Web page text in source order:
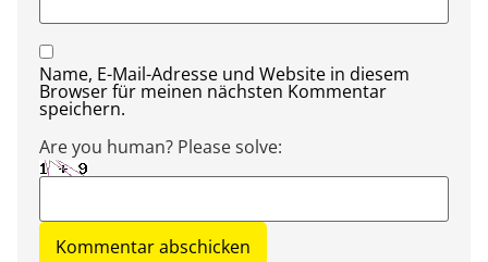
Name, E-Mail-Adresse und Website in diesem
Browser für meinen nächsten Kommentar
speichern.
Are you human? Please solve: